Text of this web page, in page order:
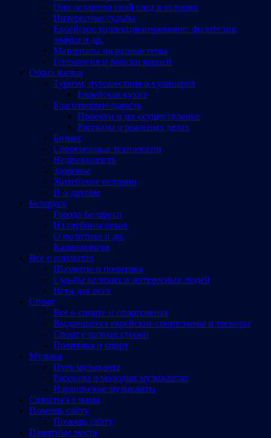
Они оставили свой след в истории
Интересные судьбы
Еврейское коллекционирование: филателия,
значки и др.
Материалы на разные темы
Генеалогия и поиски корней
Образ жизни
Туризм, путешествия и кулинария
Еврейская кухня
Благотворительность
Проекты и их осуществление
Рассказы о реальных делах
Бизнес
Современные технологии
Недвижимость
Здоровье
Житейские истории
И о другом
Беларусь
Города Беларуси
Из глубины веков
О политике и др.
Калинковичи
Все о шахматах
Шахматы и политика
Судьбы великих и интересных людей
Игра для всех
Спорт
Все о спорте и спортсменах
Выдающиеся еврейские спортсмены и тренеры
Спорт с разных сторон
Политика и спорт
Музыка
Путь музыканта
Рассказы о молодых музыкантах
Израильские музыканты
Cвязаться с нами
Помощь сайту
Помощь сайту
Памятные места